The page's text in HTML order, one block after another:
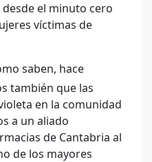
el minuto cero
víctimas de
saben, hace
también que las
en la comunidad
a un aliado
de Cantabria al
de los mayores